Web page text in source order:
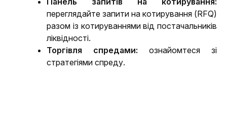
переглядайте запити на котирування (RFQ)
разом із котируваннями від постачальників
ліквідності.
Торгівля спредами: ознайомтеся зі
стратегіями спреду.